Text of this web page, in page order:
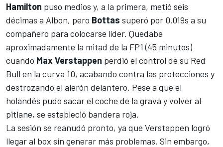
Hamilton puso medios y, a la primera, metió seis
décimas a Albon, pero Bottas superó por 0.019s a su
compañero para colocarse líder. Quedaba
aproximadamente la mitad de la FP1 (45 minutos)
cuando Max Verstappen perdió el control de su Red
Bull en la curva 10, acabando contra las protecciones y
destrozando el alerón delantero. Pese a que el
holandés pudo sacar el coche de la grava y volver al
pitlane, se estableció bandera roja.
La sesión se reanudó pronto, ya que Verstappen logró
llegar al box sin generar más problemas. Sin embargo,